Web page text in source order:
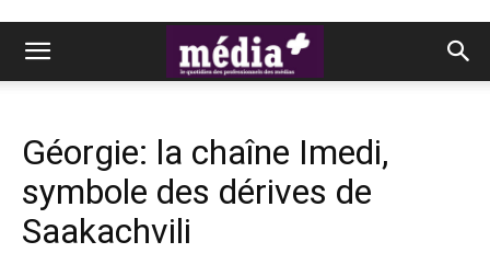
Géorgie: la chaîne Imedi,
symbole des dérives de
Saakachvili